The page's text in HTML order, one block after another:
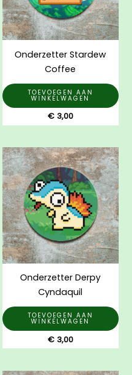
Onderzetter Stardew
Coffee
TOEVOEGEN AAN
WINKELWAGEN
€3,00
Onderzetter Derpy
Cyndaquil
TOEVOEGEN AAN
WINKELWAGEN
€3,00